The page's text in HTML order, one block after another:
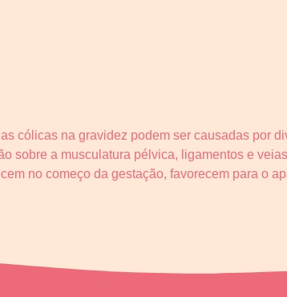
cólicas na gravidez podem ser causadas por
sobre a musculatura pélvica, ligamentos e
no começo da gestação, favorecem para o